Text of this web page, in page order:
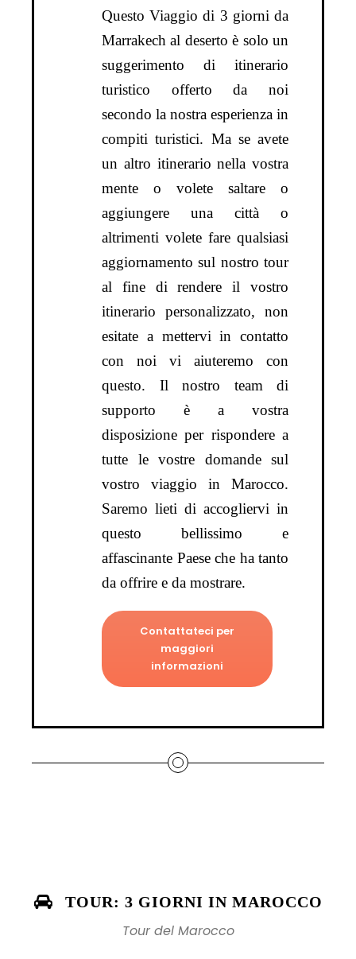
Questo Viaggio di 3 giorni da
Marrakech al deserto è solo un
suggerimento di itinerario
turistico offerto da noi
secondo la nostra esperienza in
compiti turistici. Ma se avete
un altro itinerario nella vostra
mente o volete saltare o
aggiungere una città o
altrimenti volete fare qualsiasi
aggiornamento sul nostro tour
al fine di rendere il vostro
itinerario personalizzato, non
esitate a mettervi in contatto
con noi vi aiuteremo con
questo. Il nostro team di
supporto è a vostra
disposizione per rispondere a
tutte le vostre domande sul
vostro viaggio in Marocco.
Saremo lieti di accogliervi in
questo bellissimo e
affascinante Paese che ha tanto
da offrire e da mostrare.
Contattateci per
maggiori
informazioni
TOUR: 3 GIORNI IN MAROCCO
Tour del Marocco